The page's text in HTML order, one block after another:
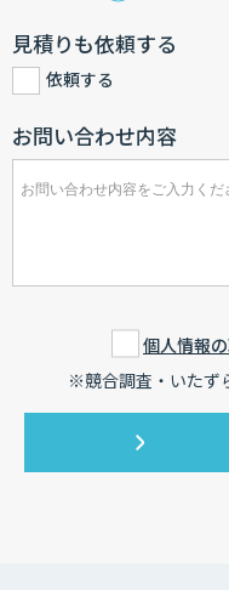
見積りも依頼する
依頼する
お問い合わせ内容
個人情報
※競合調査・いたず